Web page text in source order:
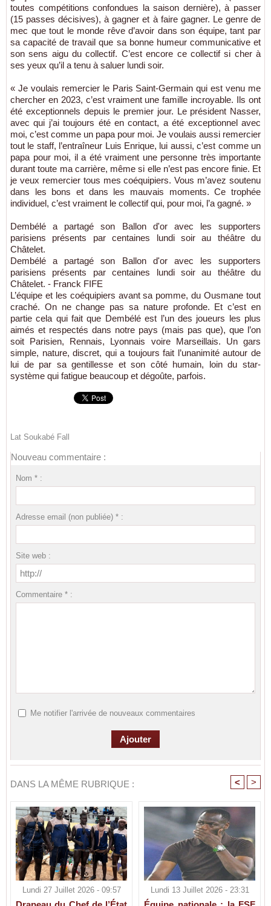
toutes compétitions confondues la saison dernière), à passer
(15 passes décisives), à gagner et à faire gagner. Le genre de
mec que tout le monde rêve d’avoir dans son équipe, tant par
sa capacité de travail que sa bonne humeur communicative et
son sens aigu du collectif. C’est encore ce collectif si cher à
ses yeux qu’il a tenu à saluer lundi soir.
« Je voulais remercier le Paris Saint-Germain qui est venu me
chercher en 2023, c’est vraiment une famille incroyable. Ils ont
été exceptionnels depuis le premier jour. Le président Nasser,
avec qui j’ai toujours été en contact, a été exceptionnel avec
moi, c’est comme un papa pour moi. Je voulais aussi remercier
tout le staff, l’entraîneur Luis Enrique, lui aussi, c’est comme un
papa pour moi, il a été vraiment une personne très importante
durant toute ma carrière, même si elle n’est pas encore finie. Et
je veux remercier tous mes coéquipiers. Vous m’avez soutenu
dans les bons et dans les mauvais moments. Ce trophée
individuel, c’est vraiment le collectif qui, pour moi, l’a gagné. »
Dembélé a partagé son Ballon d'or avec les supporters
parisiens présents par centaines lundi soir au théâtre du
Châtelet.
Dembélé a partagé son Ballon d'or avec les supporters
parisiens présents par centaines lundi soir au théâtre du
Châtelet. - Franck FIFE
L’équipe et les coéquipiers avant sa pomme, du Ousmane tout
craché. On ne change pas sa nature profonde. Et c’est en
partie cela qui fait que Dembélé est l’un des joueurs les plus
aimés et respectés dans notre pays (mais pas que), que l’on
soit Parisien, Rennais, Lyonnais voire Marseillais. Un gars
simple, nature, discret, qui a toujours fait l’unanimité autour de
lui de par sa gentillesse et son côté humain, loin du star-
système qui fatigue beaucoup et dégoûte, parfois.
Lat Soukabé Fall
Nouveau commentaire :
Nom * :
Adresse email (non publiée) * :
Site web :
Commentaire * :
Me notifier l'arrivée de nouveaux commentaires
DANS LA MÊME RUBRIQUE : < >
Lundi 27 Juillet 2026 - 09:57 Lundi 13 Juillet 2026 - 23:31